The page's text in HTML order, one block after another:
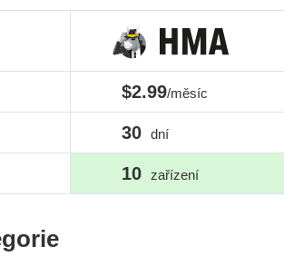
$2.99/měsíc
30 dní
10 zařízení